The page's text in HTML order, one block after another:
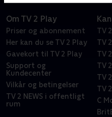
Om TV 2 Play
Priser og abonnement
Her kan du se TV 2 Play
Gavekort til TV 2 Play
Support og
Kundecenter
Vilkår og betingelser
TV 2 NEWS i offentligt
rum
TV 2
TV
TV
TV
TV
TV
C